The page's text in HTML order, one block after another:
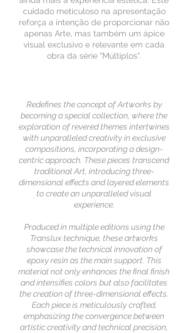
cuidado meticuloso na apresentação
reforça a intenção de proporcionar não
apenas Arte, mas também um ápice
visual exclusivo e relevante em cada
obra da série "Múltiplos".
Redefines the concept of Artworks by
becoming a special collection, where the
exploration of revered themes intertwines
with unparalleled creativity in exclusive
compositions, incorporating a design-
centric approach. These pieces transcend
traditional Art, introducing three-
dimensional effects and layered elements
to create an unparalleled visual
experience.
Produced in multiple editions using the
Translux technique, these artworks
showcase the technical innovation of
epoxy resin as the main support. This
material not only enhances the final finish
and intensifies colors but also facilitates
the creation of three-dimensional effects.
Each piece is meticulously crafted,
emphasizing the convergence between
artistic creativity and technical precision,